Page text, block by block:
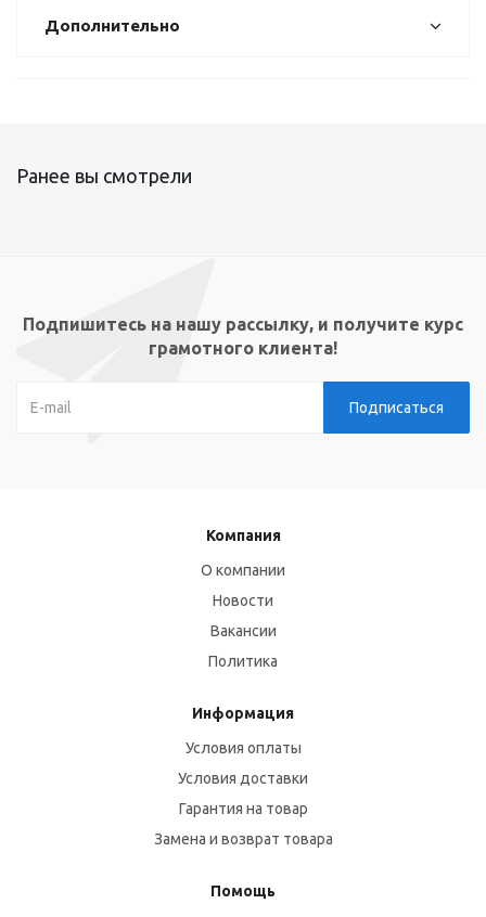
Дополнительно
Ранее вы смотрели
Подпишитесь на нашу рассылку, и получите курс
грамотного клиента!
Компания
О компании
Новости
Вакансии
Политика
Информация
Условия оплаты
Условия доставки
Гарантия на товар
Замена и возврат товара
Помощь